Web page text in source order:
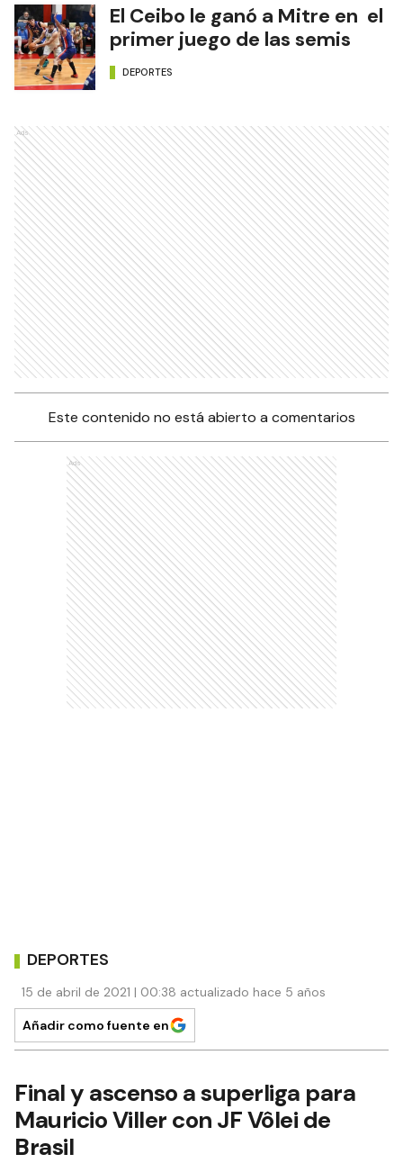
El Ceibo le ganó a Mitre en el
primer juego de las semis
DEPORTES
Ads
Este contenido no está abierto a comentarios
Ads
DEPORTES
15 de abril de 2021 | 00:38 actualizado hace 5 años
Añadir como fuente en
Final y ascenso a superliga para
Mauricio Viller con JF Vôlei de
Brasil